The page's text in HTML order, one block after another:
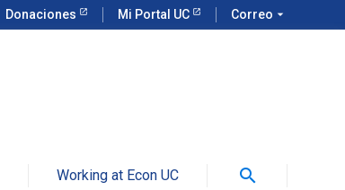
Donaciones Mi Portal UC Correo arrow_drop_down
Working at Econ UC search